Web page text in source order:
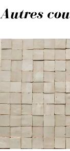
Autres